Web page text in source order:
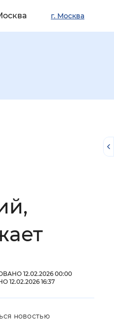
г. Москва
12.02.2026 00:00
16:37
новостью